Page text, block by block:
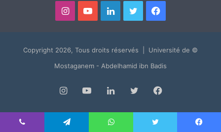
فيسبوك تويتر لينكدإنيوتيوبانستقرام
© Copyright 2026, Tous droits réservés | Université de
Mostaganem - Abdelhamid ibn Badis
فيسبوك تويتر لينكدإنيوتيوبانستقرام